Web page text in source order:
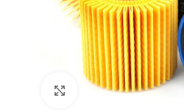
Увеличить